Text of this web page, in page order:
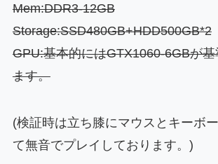
Mem:DDR3-12GB
Storage:SSD480GB+HDD500GB*2
GPU:基本的にはGTX1060-6GBが
ます。
(検証時は立ち膝にマウスとキーボ
て無音でプレイしております。)